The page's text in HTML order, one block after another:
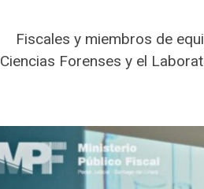
Fiscales y miembros de
Ciencias Forenses y el